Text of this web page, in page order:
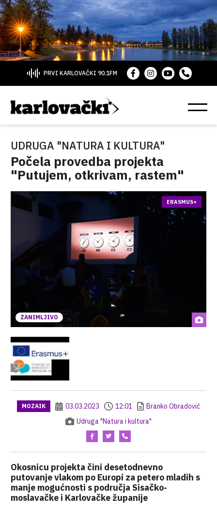
PRVI KARLOVAČKI 90.1FM
UDRUGA "NATURA I KULTURA"
Počela provedba projekta
"Putujem, otkrivam, rastem"
ZANIMLJIVO
ERASMUS+
MOZAIK 03.03.2023 12:01
Branko Obradović
Udruga "Natura i kultura"
Okosnicu projekta čini desetodnevno
putovanje vlakom po Europi za petero mladih s
manje mogućnosti s područja Sisačko-
moslavačke i Karlovačke županije